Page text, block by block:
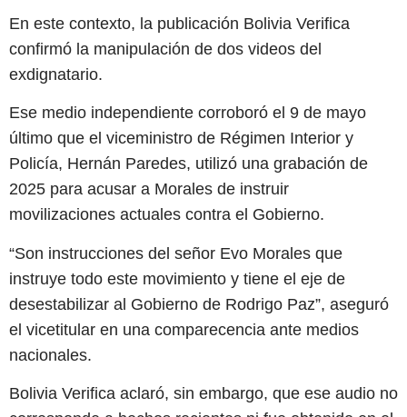
En este contexto, la publicación Bolivia Verifica
confirmó la manipulación de dos videos del
exdignatario.
Ese medio independiente corroboró el 9 de mayo
último que el viceministro de Régimen Interior y
Policía, Hernán Paredes, utilizó una grabación de
2025 para acusar a Morales de instruir
movilizaciones actuales contra el Gobierno.
“Son instrucciones del señor Evo Morales que
instruye todo este movimiento y tiene el eje de
desestabilizar al Gobierno de Rodrigo Paz”, aseguró
el vicetitular en una comparecencia ante medios
nacionales.
Bolivia Verifica aclaró, sin embargo, que ese audio no